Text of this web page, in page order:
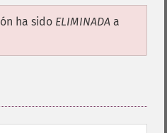
ha sido ELIMINADA a